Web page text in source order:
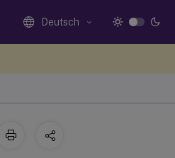
Deutsch